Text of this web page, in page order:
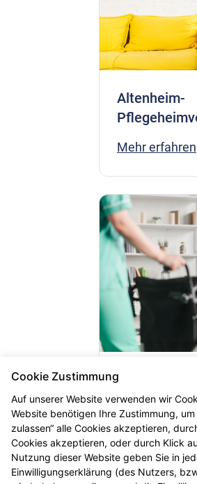
Altenheim-
Mehr erfahren
Homecare
Mehr erfahren
Cookie Zustimmung
Auf unserer Website verwenden wir
Website benötigen Ihre Zustimmung,
zulassen“ alle Cookies akzeptieren,
Cookies akzeptieren, oder durch Klick
Nutzung dieser Website geben Sie in
Einwilligungserklärung (des Nutzers,